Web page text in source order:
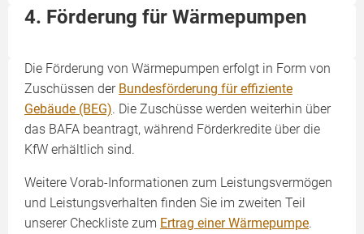
4. Förderung für Wärmepumpen
Die Förderung von Wärmepumpen erfolgt in Form von
Zuschüssen der Bundesförderung für effiziente
Gebäude (BEG). Die Zuschüsse werden weiterhin über
das BAFA beantragt, während Förderkredite über die
KfW erhältlich sind.
Weitere Vorab-Informationen zum Leistungsvermögen
und Leistungsverhalten finden Sie im zweiten Teil
unserer Checkliste zum Ertrag einer Wärmepumpe.